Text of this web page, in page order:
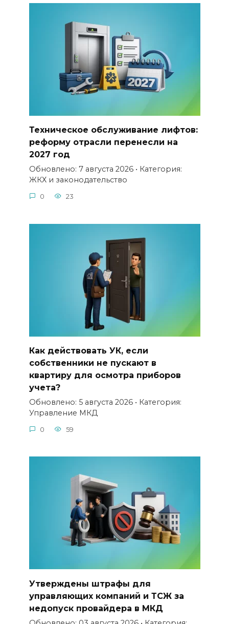
Техническое обслуживание лифтов:
реформу отрасли перенесли на
2027 год
Обновлено: 7 августа 2026 • Категория:
ЖКХ и законодательство
0 23
Как действовать УК, если
собственники не пускают в
квартиру для осмотра приборов
учета?
Обновлено: 5 августа 2026 • Категория:
Управление МКД
0 59
Утверждены штрафы для
управляющих компаний и ТСЖ за
недопуск провайдера в МКД